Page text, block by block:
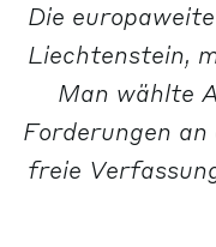
Die
Liechtenstein,
Man wählte
Forderungen
freie